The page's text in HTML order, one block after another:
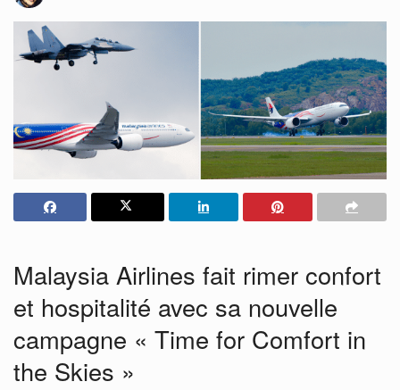
Malaysia Airlines fait rimer confort
et hospitalité avec sa nouvelle
campagne « Time for Comfort in
the Skies »